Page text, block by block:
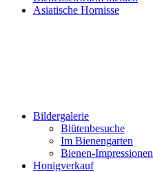
Asiatische Hornisse
Bildergalerie
Blütenbesuche
Im Bienengarten
Bienen-Impressionen
Honigverkauf